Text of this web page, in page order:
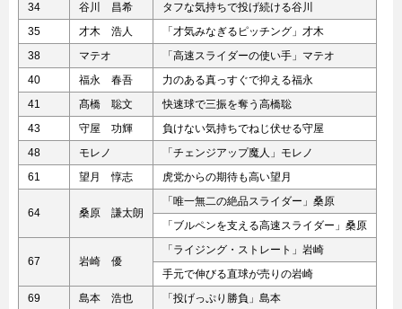
34
谷川 昌希
タフな気持ちで投げ続ける谷川
35
才木 浩人
「才気みなぎるピッチング」才木
38
マテオ
「高速スライダーの使い手」マテオ
40
福永 春吾
力のある真っすぐで抑える福永
41
髙橋 聡文
快速球で三振を奪う高橋聡
43
守屋 功輝
負けない気持ちでねじ伏せる守屋
48
モレノ
「チェンジアップ魔人」モレノ
61
望月 惇志 虎党からの期待も高い望月
64 桑原 謙太朗
「唯一無二の絶品スライダー」桑原
「ブルペンを支える高速スライダー」桑原
67 岩崎 優
「ライジング・ストレート」岩崎
手元で伸びる直球が売りの岩崎
69
島本 浩也
「投げっぷり勝負」島本